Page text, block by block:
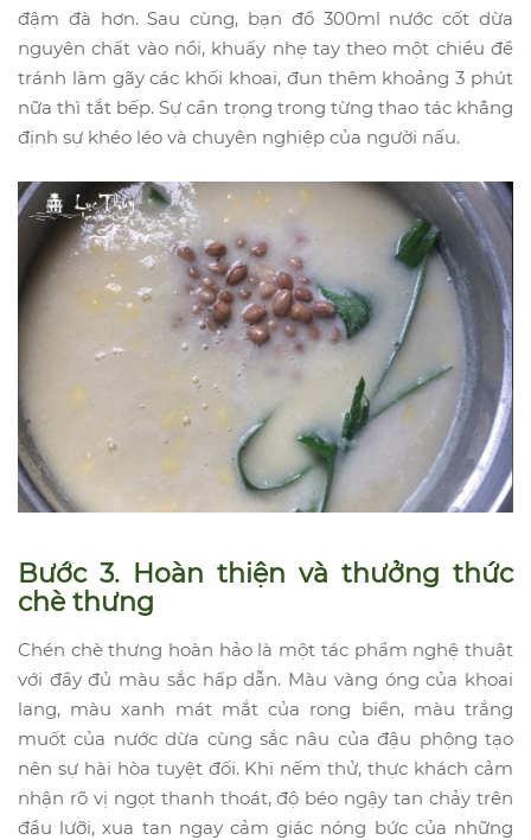
đậm đà hơn. Sau cùng, bạn đổ 300ml nước cốt dừa
nguyên chất vào nồi, khuấy nhẹ tay theo một chiều để
tránh làm gãy các khối khoai, đun thêm khoảng 3 phút
nữa thì tắt bếp. Sự cẩn trọng trong từng thao tác khẳng
định sự khéo léo và chuyên nghiệp của người nấu.
Bước 3. Hoàn thiện và thưởng thức
chè thưng
Chén chè thưng hoàn hảo là một tác phẩm nghệ thuật
với đầy đủ màu sắc hấp dẫn. Màu vàng óng của khoai
lang, màu xanh mát mắt của rong biển, màu trắng
muốt của nước dừa cùng sắc nâu của đậu phộng tạo
nên sự hài hòa tuyệt đối. Khi nếm thử, thực khách cảm
nhận rõ vị ngọt thanh thoát, độ béo ngậy tan chảy trên
đầu lưỡi, xua tan ngay cảm giác nóng bức của những